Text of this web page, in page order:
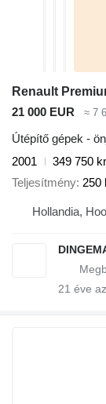
21 000 EUR ≈ 7
Útépítő gépek -
2001
349 750
Teljesítmény 250
Hollandia,
21 éve